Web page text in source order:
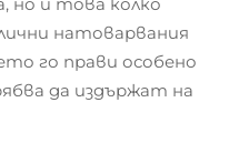
натоварвания
го прави особено
да издържат на